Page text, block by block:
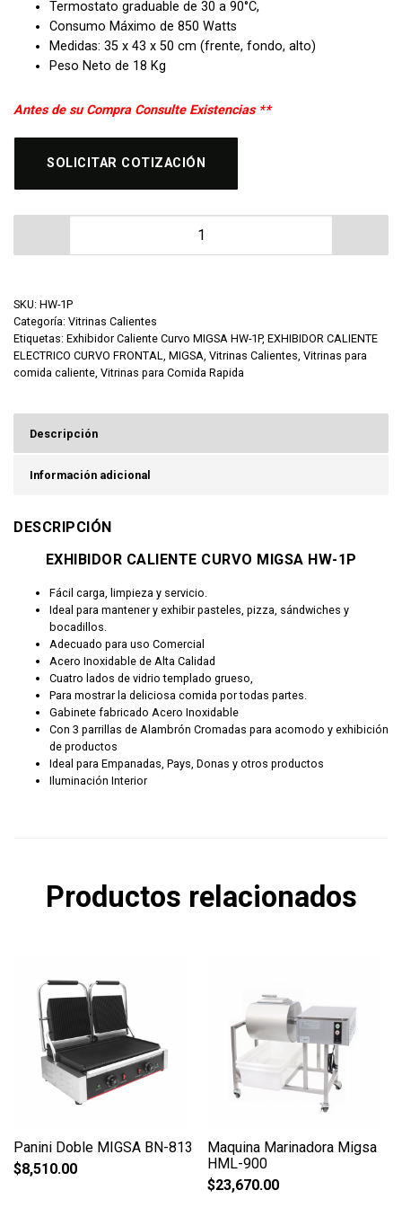
Termostato graduable de 30 a 90°C,
Consumo Máximo de 850 Watts
Medidas: 35 x 43 x 50 cm (frente, fondo, alto)
Peso Neto de 18 Kg
Antes de su Compra Consulte Existencias **
SOLICITAR COTIZACIÓN
Exhibidor Caliente Curvo MIGSA HW-1P cantidad
SKU: HW-1P
Categoría: Vitrinas Calientes
Etiquetas: Exhibidor Caliente Curvo MIGSA HW-1P, EXHIBIDOR CALIENTE
ELECTRICO CURVO FRONTAL, MIGSA, Vitrinas Calientes, Vitrinas para
comida caliente, Vitrinas para Comida Rapida
Descripción
Información adicional
DESCRIPCIÓN
EXHIBIDOR CALIENTE CURVO MIGSA HW-1P
Fácil carga, limpieza y servicio.
Ideal para mantener y exhibir pasteles, pizza, sándwiches y
bocadillos.
Adecuado para uso Comercial
Acero Inoxidable de Alta Calidad
Cuatro lados de vidrio templado grueso,
Para mostrar la deliciosa comida por todas partes.
Gabinete fabricado Acero Inoxidable
Con 3 parrillas de Alambrón Cromadas para acomodo y exhibición
de productos
Ideal para Empanadas, Pays, Donas y otros productos
Iluminación Interior
Productos relacionados
Panini Doble MIGSA BN-813
$8,510.00
Maquina Marinadora Migsa
HML-900
$23,670.00